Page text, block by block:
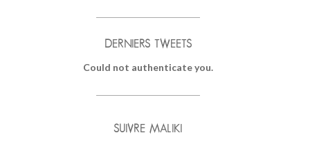
DERNIERS TWEETS
Could not authenticate you.
SUIVRE MALIKI